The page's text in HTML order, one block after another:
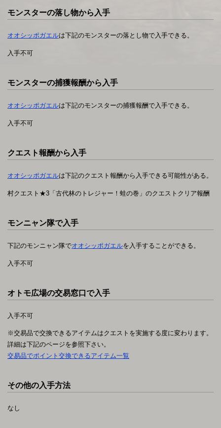
モンスターの落し物から入手
オオシッポガエルは下記のモンスターの落とし物で入手できる。
入手不可
モンスターの捕獲報酬から入手
オオシッポガエルは下記のモンスターの捕獲報酬で入手できる。
入手不可
クエスト報酬から入手
オオシッポガエルは下記のクエスト報酬から入手できる可能性がある。
村クエスト★3「古代林のトレジャー！蛙の巻」のクエストクリア報酬
モンニャン隊で入手
下記のモンニャン隊でオオシッポガエルを入手することができる。
入手不可
オトモ広場の交易窓口で入手
入手不可
※交易品で交換できるアイテムはクエストを実施する度に変わります。
詳細は下記のページを参照下さい。
交易品でポイント交換できるアイテム一覧
その他の入手方法
なし